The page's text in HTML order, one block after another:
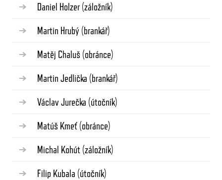
Daniel Holzer (záložník)
Martin Hrubý (brankář)
Matěj Chaluš (obránce)
Martin Jedlička (brankář)
Václav Jurečka (útočník)
Matúš Kmeť (obránce)
Michal Kohút (záložník)
Filip Kubala (útočník)